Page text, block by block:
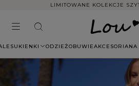
LIMITOWANE KOLEKCJE
SUKIENKI ODZIEŻOBUWIEAKCESORIANA